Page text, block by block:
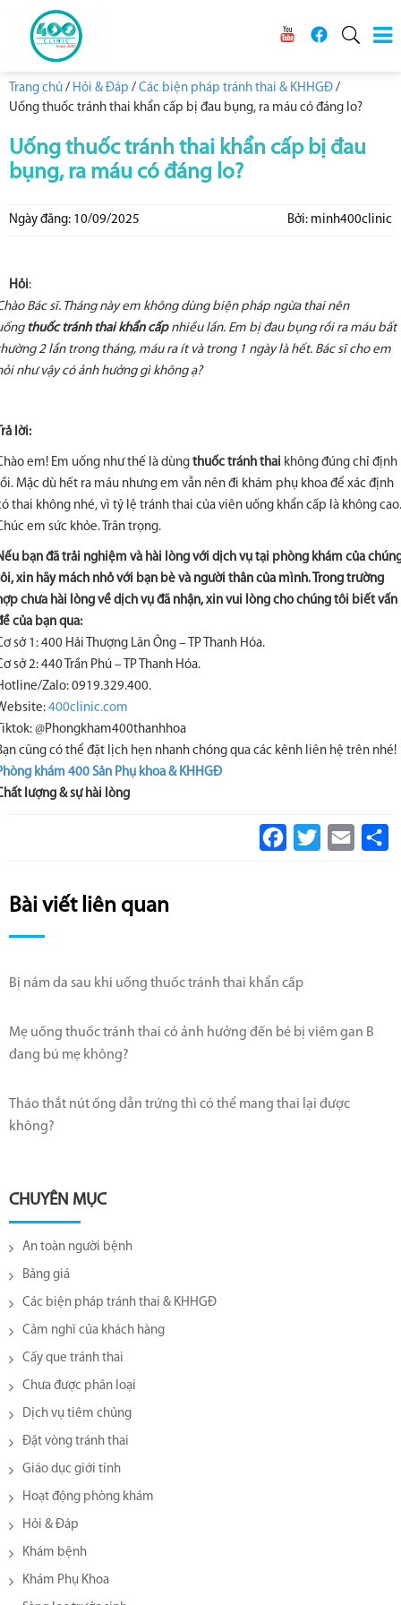
Trang chủ / Hỏi & Đáp / Các biện pháp tránh thai & KHHGĐ /
Uống thuốc tránh thai khẩn cấp bị đau bụng, ra máu có đáng lo?
Uống thuốc tránh thai khẩn cấp bị đau
bụng, ra máu có đáng lo?
Ngày đăng: 10/09/2025 Bởi: minh400clinic
Hỏi:
Bác sĩ. Tháng này em không dùng biện pháp ngừa thai nên
thuốc tránh thai khẩn cấpnhiều lần. Em bị đau bụng rồi ra máu bất
2 lần trong tháng, máu ra ít và trong 1 ngày là hết. Bác sĩ cho em
như vậy có ảnh hưởng gì không ạ?
lời:
em! Em uống như thế là dùng thuốc tránh thai không đúng chỉ định
Mặc dù hết ra máu nhưng em vẫn nên đi khám phụ khoa để xác định
thai không nhé, vì tỷ lệ tránh thai của viên uống khẩn cấp là không cao.
em sức khỏe. Trân trọng.
bạn đã trải nghiệm và hài lòng với dịch vụ tại phòng khám của
xin hãy mách nhỏ với bạn bè và người thân của mình. Trong trường
chưa hài lòng về dịch vụ đã nhận, xin vui lòng cho chúng tôi biết vấn
của bạn qua:
sở 1: 400 Hải Thượng Lãn Ông – TP Thanh Hóa.
sở 2: 440 Trần Phú – TP Thanh Hóa.
Zalo: 0919.329.400.
400clinic.com
@Phongkham400thanhhoa
cũng có thể đặt lịch hẹn nhanh chóng qua các kênh liên hệ trên nhé!
khám 400 Sản Phụ khoa & KHHGĐ
lượng & sự hài lòng
Facebook
Twitter Email
Bài viết liên quan
Bị nám da sau khi uống thuốc tránh thai khẩn cấp
Mẹ uống thuốc tránh thai có ảnh hưởng đến bé bị viêm gan B
đang bú mẹ không?
Tháo thắt nút ống dẫn trứng thì có thể mang thai lại được
không?
CHUYÊN MỤC
An toàn người bệnh
Bảng giá
Các biện pháp tránh thai & KHHGĐ
Cảm nghĩ của khách hàng
Cấy que tránh thai
Chưa được phân loại
Dịch vụ tiêm chủng
Đặt vòng tránh thai
Giáo dục giới tính
Hoạt động phòng khám
Hỏi & Đáp
Khám bệnh
Khám Phụ Khoa